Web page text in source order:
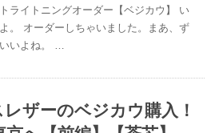
ライトニングオーダー【ベジカウ】 い
。 オーダーしちゃいました。まあ、ず
いよね。 …
レザーのベジカウ購入！